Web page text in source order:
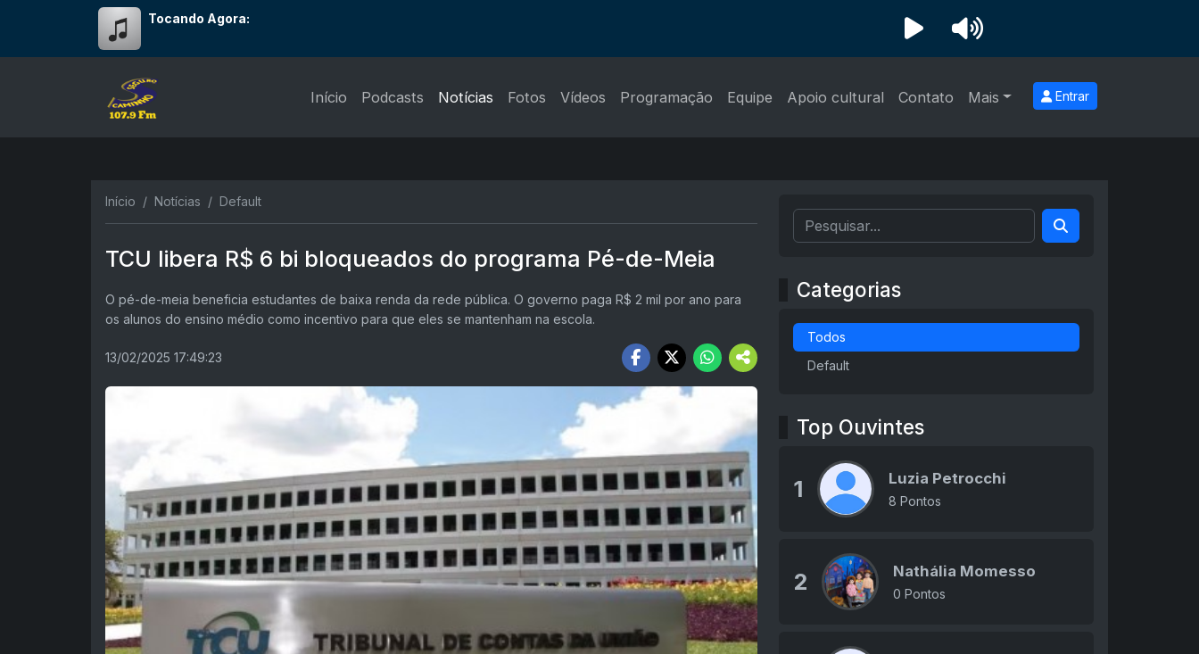
Tocando Agora:
Início Podcasts Notícias Fotos Vídeos Programação Equipe Apoio cultural Contato Mais Entrar
Início Notícias Default
TCU libera R$ 6 bi bloqueados do programa Pé-de-Meia
O pé-de-meia beneficia estudantes de baixa renda da rede pública. O governo paga R$ 2 mil por ano para
os alunos do ensino médio como incentivo para que eles se mantenham na escola.
13/02/2025 17:49:23
Categorias
Todos
Default
Top Ouvintes
1 Luzia Petrocchi
8 Pontos
2 Nathália Momesso
0 Pontos